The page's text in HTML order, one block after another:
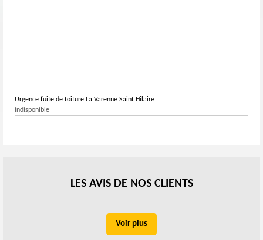
Urgence fuite de toiture La Varenne Saint Hilaire
indisponible
LES AVIS DE NOS CLIENTS
Voir plus